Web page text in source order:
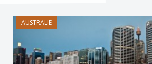
AUSTRALIE